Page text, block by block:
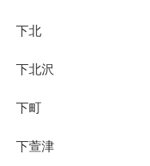
下北
下北沢
下町
下萱津